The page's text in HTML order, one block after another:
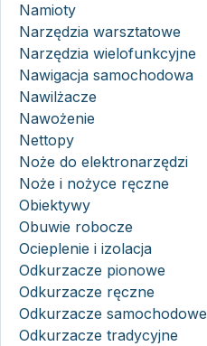
Namioty
Narzędzia warsztatowe
Narzędzia wielofunkcyjne
Nawigacja samochodowa
Nawilżacze
Nawożenie
Nettopy
Noże do elektronarzędzi
Noże i nożyce ręczne
Obiektywy
Obuwie robocze
Ocieplenie i izolacja
Odkurzacze pionowe
Odkurzacze ręczne
Odkurzacze samochodowe
Odkurzacze tradycyjne